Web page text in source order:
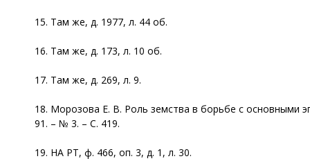
15. Там же, д. 1977, л. 44 об.
16. Там же, д. 173, л. 10 об.
17. Там же, д. 269, л. 9.
18. Морозова Е. В. Роль земства в борьбе с основными
91. – № 3. – С. 419.
19. НА РТ, ф. 466, оп. 3, д. 1, л. 30.